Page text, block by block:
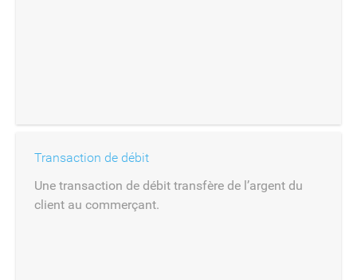
Transaction de débit
Une transaction de débit transfère de l’argent du
client au commerçant.